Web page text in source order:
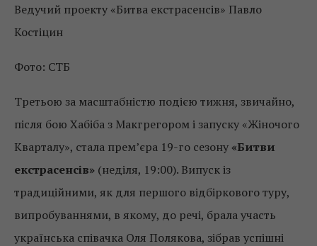
Ведучий проекту «Битва екстрасенсів» Павло
Костіцин
Фото: СТБ
Третьою за масштабністю подією тижня, звичайно,
після бою Хабіба з Макгрегором і запуску «Жіночого
Кварталу», стала прем’єра 19-го сезону «Битви
екстрасенсів» (неділя, 19:00). Випуск із
традиційними, як для першого відбіркового туру,
випробуваннями, в якому, до речі, брала участь
українська співачка Оля Полякова, зібрав успішні